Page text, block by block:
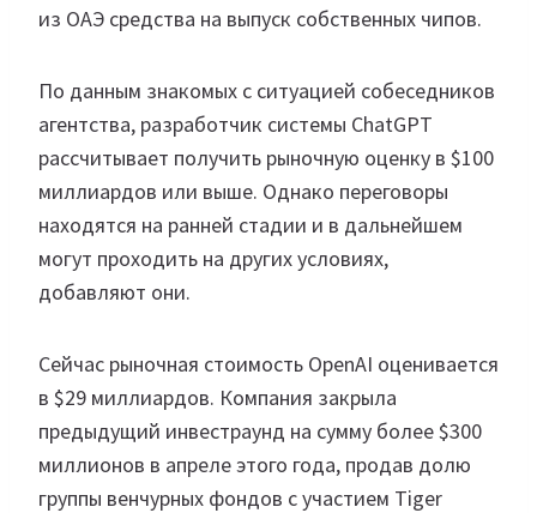
из ОАЭ средства на выпуск собственных чипов.
По данным знакомых с ситуацией собеседников
агентства, разработчик системы ChatGPT
рассчитывает получить рыночную оценку в $100
миллиардов или выше. Однако переговоры
находятся на ранней стадии и в дальнейшем
могут проходить на других условиях,
добавляют они.
Сейчас рыночная стоимость OpenAI оценивается
в $29 миллиардов. Компания закрыла
предыдущий инвестраунд на сумму более $300
миллионов в апреле этого года, продав долю
группы венчурных фондов с участием Tiger